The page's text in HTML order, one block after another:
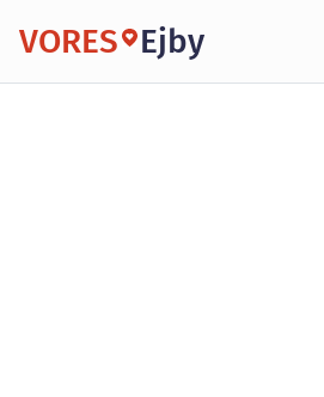
VORES Ejby